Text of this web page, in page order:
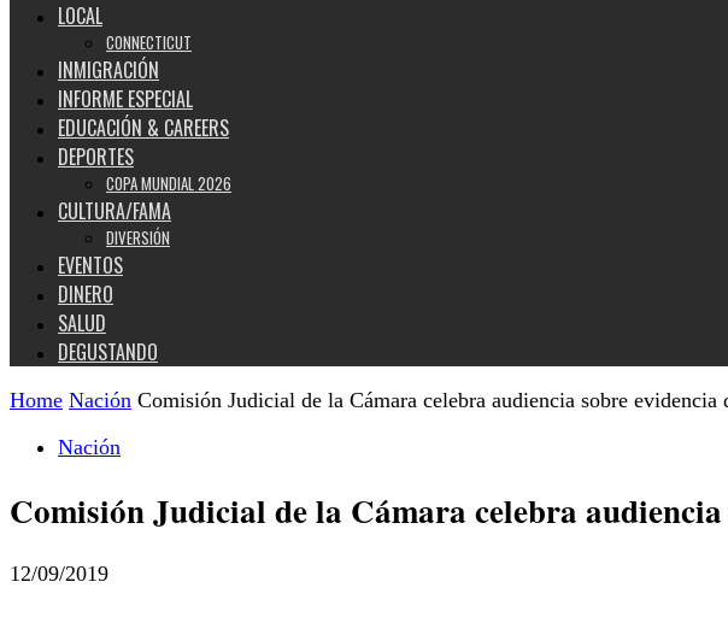
LOCAL
CONNECTICUT
INMIGRACIÓN
INFORME ESPECIAL
EDUCACIÓN & CAREERS
DEPORTES
COPA MUNDIAL 2026
CULTURA/FAMA
DIVERSIÓN
EVENTOS
DINERO
SALUD
DEGUSTANDO
Home Nación Comisión Judicial de la Cámara celebra audiencia sobre
Nación
Comisión Judicial de la Cámara celebra
12/09/2019